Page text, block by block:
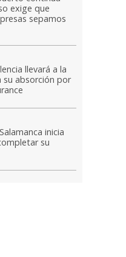
exige que
sepamos
llevará a la
su absorción por
inicia
su